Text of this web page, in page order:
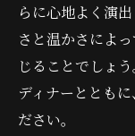
らに心地よく演
さと温かさによ
じることでしょ
ディナーととも
ださい。